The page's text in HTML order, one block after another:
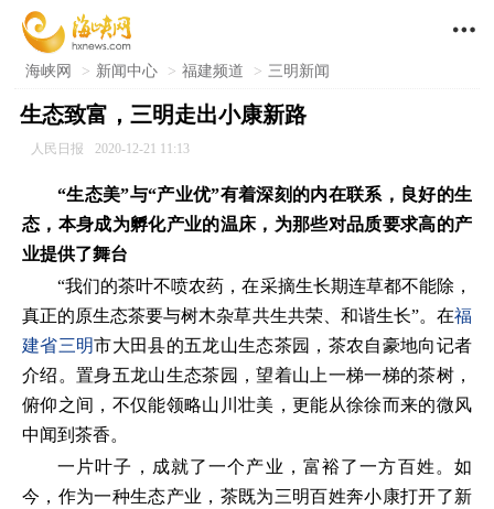

海峡网 > 新闻中心 > 福建频道 > 三明新闻
生态致富，三明走出小康新路
人民日报 2020-12-21 11:13
“生态美”与“产业优”有着深刻的内在联系，良好的生
态，本身成为孵化产业的温床，为那些对品质要求高的产
业提供了舞台
“我们的茶叶不喷农药，在采摘生长期连草都不能除，
真正的原生态茶要与树木杂草共生共荣、和谐生长”。在福
建省三明市大田县的五龙山生态茶园，茶农自豪地向记者
介绍。置身五龙山生态茶园，望着山上一梯一梯的茶树，
俯仰之间，不仅能领略山川壮美，更能从徐徐而来的微风
中闻到茶香。
一片叶子，成就了一个产业，富裕了一方百姓。如
今，作为一种生态产业，茶既为三明百姓奔小康打开了新